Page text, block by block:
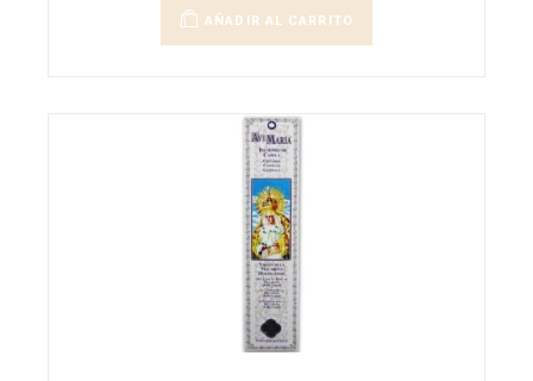
AÑADIR AL CARRITO